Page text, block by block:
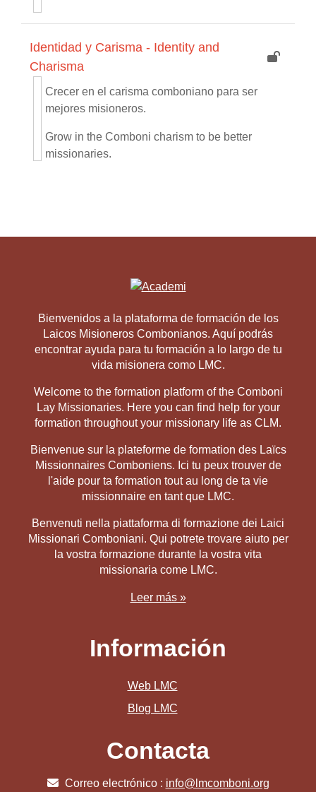
Identidad y Carisma - Identity and
Charisma
Crecer en el carisma comboniano para ser
mejores misioneros.
Grow in the Comboni charism to be better
missionaries.
Bienvenidos a la plataforma de formación de los
Laicos Misioneros Combonianos. Aquí podrás
encontrar ayuda para tu formación a lo largo de tu
vida misionera como LMC.
Welcome to the formation platform of the Comboni
Lay Missionaries. Here you can find help for your
formation throughout your missionary life as CLM.
Bienvenue sur la plateforme de formation des Laïcs
Missionnaires Comboniens. Ici tu peux trouver de
l'aide pour ta formation tout au long de ta vie
missionnaire en tant que LMC.
Benvenuti nella piattaforma di formazione dei Laici
Missionari Comboniani. Qui potrete trovare aiuto per
la vostra formazione durante la vostra vita
missionaria come LMC.
Leer más »
Información
Web LMC
Blog LMC
Contacta
Correo electrónico : info@lmcomboni.org